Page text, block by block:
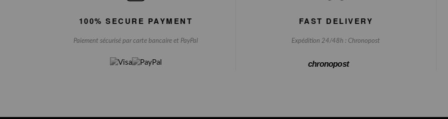
100% SECURE PAYMENT
Paiement sécurisé par carte bancaire et PayPal
FAST DELIVERY
Expédition 24/48h : Chronopost
chronopost